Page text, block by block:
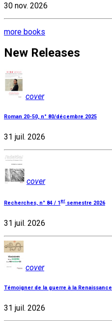
30 nov. 2026
more books
New Releases
cover
Roman 20-50, n° 80/décembre 2025
31 juil. 2026
cover
Recherches, n° 84 / 1er semestre 2026
31 juil. 2026
cover
Témoigner de la guerre à la Renaissance
31 juil. 2026